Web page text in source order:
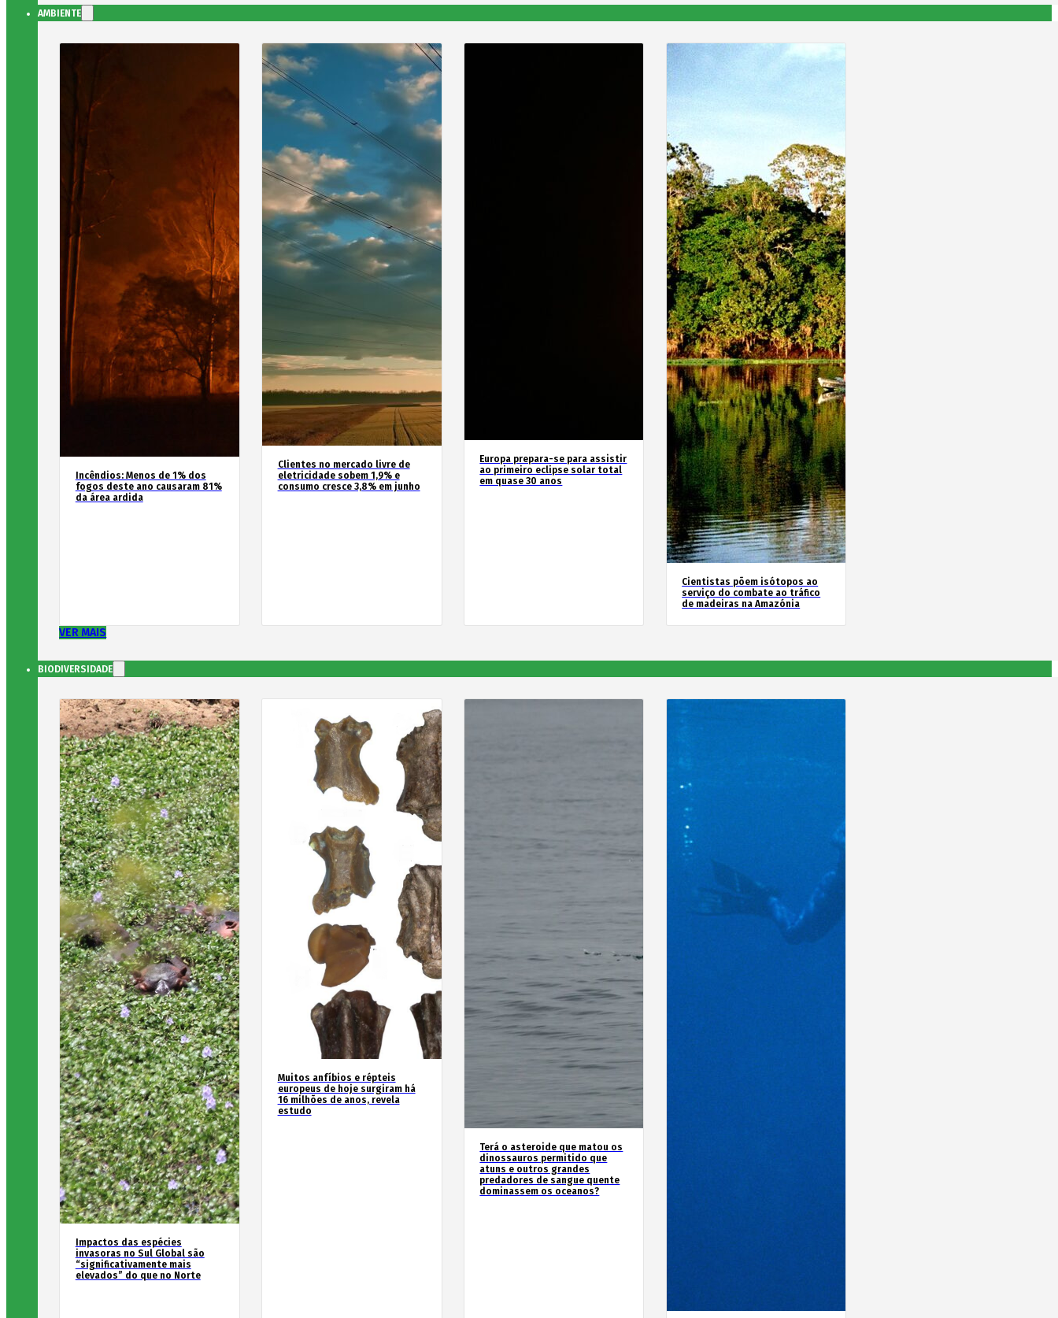
AMBIENTE
Incêndios: Menos de 1% dos
fogos deste ano causaram 81%
da área ardida
Clientes no mercado livre de
eletricidade sobem 1,9% e
consumo cresce 3,8% em junho
Europa prepara-se para assistir
ao primeiro eclipse solar total
em quase 30 anos
Cientistas põem isótopos ao
serviço do combate ao tráfico
de madeiras na Amazónia
VER MAIS
BIODIVERSIDADE
Impactos das espécies
invasoras no Sul Global são
“significativamente mais
elevados” do que no Norte
Muitos anfíbios e répteis
europeus de hoje surgiram há
16 milhões de anos, revela
estudo
Terá o asteroide que matou os
dinossauros permitido que
atuns e outros grandes
predadores de sangue quente
dominassem os oceanos?